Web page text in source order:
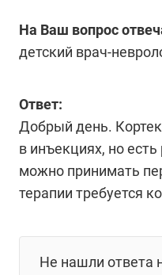
На Ваш вопрос
детский врач-
Ответ:
Добрый день.
в инъекциях, но
можно принимать
терапии требуется
Не нашли ответа